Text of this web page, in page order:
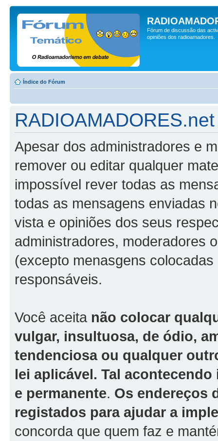
Fórum de discussão das
opiniões dos radioamadores.
Índice do Fórum
Apesar dos administradores e
remover ou editar qualquer
impossível rever todas as
todas as mensagens enviadas
vista e opiniões dos seus
administradores, moderadores
(excepto menasgens
responsáveis.
Você aceita não colocar
vulgar, insultuosa, de ódio,
tendenciosa ou qualquer
lei aplicável. Tal
e permanente. Os endereços
registados para ajudar a
concorda que quem faz e